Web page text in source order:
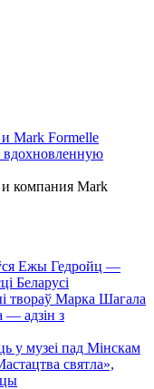
Mark Formelle
вдохновленную
компания Mark
Ежы Гедройц —
Беларусі
твораў Марка Шагала
— адзін з
у музеі пад Мінскам
святла»,